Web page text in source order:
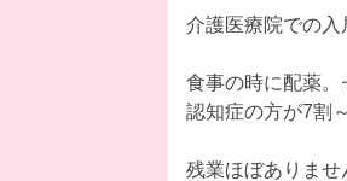
介護医療院での入
食事の時に配薬。
認知症の方が7割
残業ほぼありませ